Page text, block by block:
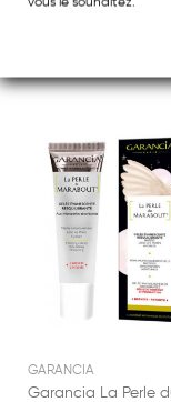
GARANCIA
vous le souhaitez.